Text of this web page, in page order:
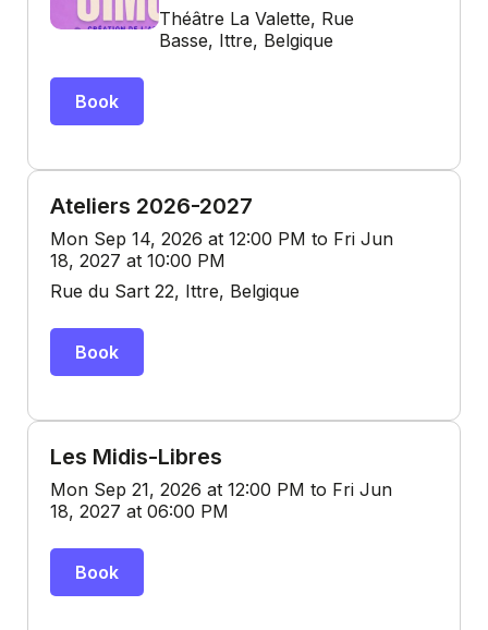
Théâtre La Valette, Rue
Basse, Ittre, Belgique
Book
Ateliers 2026-2027
Mon Sep 14, 2026 at 12:00 PM to Fri Jun
18, 2027 at 10:00 PM
Rue du Sart 22, Ittre, Belgique
Book
Les Midis-Libres
Mon Sep 21, 2026 at 12:00 PM to Fri Jun
18, 2027 at 06:00 PM
Book